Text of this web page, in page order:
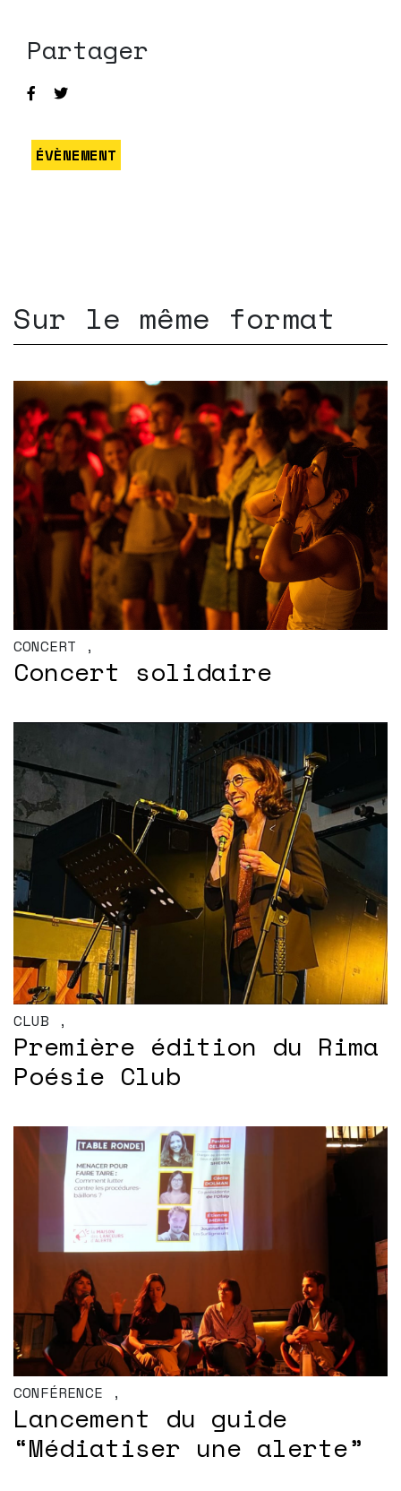
Partager
ÉVÈNEMENT
Sur le même format
CONCERT ,
Concert solidaire
CLUB ,
Première édition du Rima
Poésie Club
CONFÉRENCE ,
Lancement du guide
“Médiatiser une alerte”